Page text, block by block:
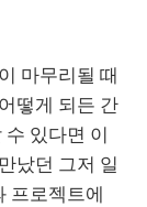
마무리될 때
떻게 되든 간
있다면 이
났던 그저 일
프로젝트에